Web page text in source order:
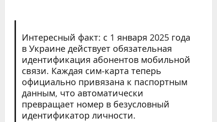
Интересный факт: с 1 января 2025 года
в Украине действует обязательная
идентификация абонентов мобильной
связи. Каждая сим-карта теперь
официально привязана к паспортным
данным, что автоматически
превращает номер в безусловный
идентификатор личности.